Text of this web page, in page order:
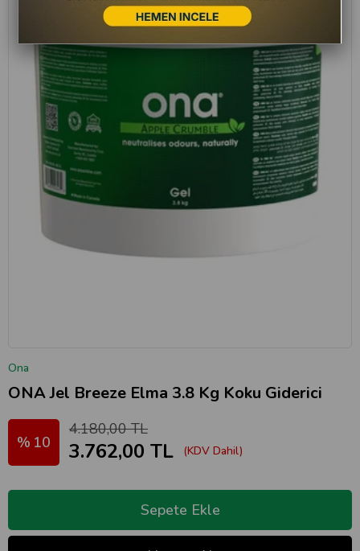
Ona
ONA Jel Breeze Elma 3.8 Kg Koku Giderici
10
4.180,00 TL
3.762,00 TL (KDV Dahil)